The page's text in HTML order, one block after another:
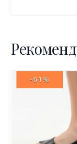
-61%